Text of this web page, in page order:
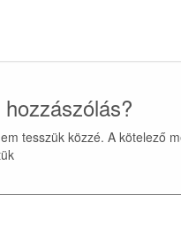
tesszük közzé. A kötelező